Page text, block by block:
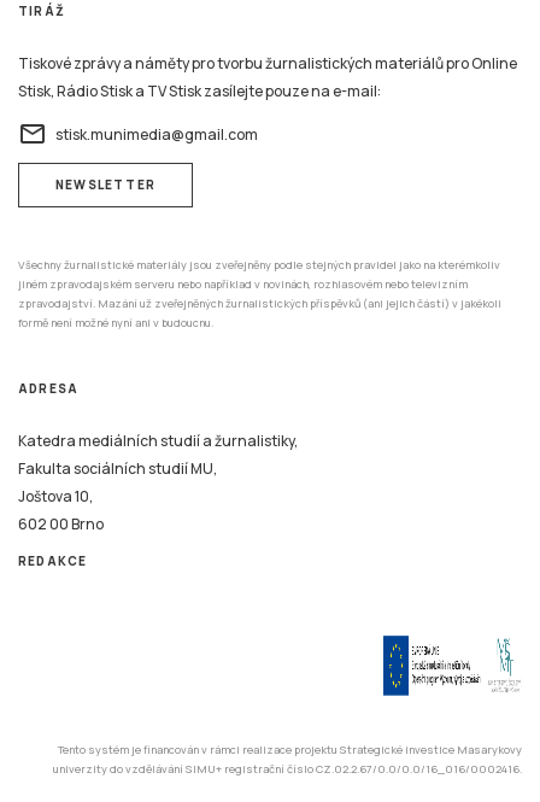
TIRÁŽ
Tiskové zprávy a náměty pro tvorbu žurnalistických materiálů pro Online
Stisk, Rádio Stisk a TV Stisk zasílejte pouze na e-mail:
email stisk.munimedia@gmail.com
NEWSLETTER
Všechny žurnalistické materiály jsou zveřejněny podle stejných pravidel jako na kterémkoliv
jiném zpravodajském serveru nebo například v novinách, rozhlasovém nebo televizním
zpravodajství. Mazání už zveřejněných žurnalistických příspěvků (ani jejich částí) v jakékoli
formě není možné nyní ani v budoucnu.
ADRESA
Katedra mediálních studií a žurnalistiky,
Fakulta sociálních studií MU,
Joštova 10,
602 00 Brno
REDAKCE
Tento systém je financován v rámci realizace projektu Strategické investice Masarykovy
univerzity do vzdělávání SIMU+ registrační číslo CZ.02.2.67/0.0/0.0/16_016/0002416.